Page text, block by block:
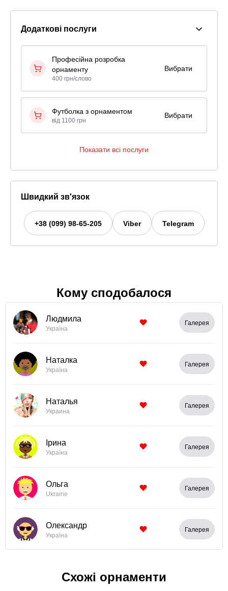
Додаткові послуги
Професійна розробка
орнаменту
400 грн/слово
Вибрати
Футболка з орнаментом
від 1100 грн
Вибрати
Показати всі послуги
Швидкий зв'язок
+38 (099) 98-65-205 Viber Telegram
Кому сподобалося
Людмила
Україна
Галерея
Наталка
Україна
Галерея
Наталья
Украина
Галерея
Ірина
Україна
Галерея
Ольга
Ukraine
Галерея
Олександр
Україна
Галерея
Схожі орнаменти